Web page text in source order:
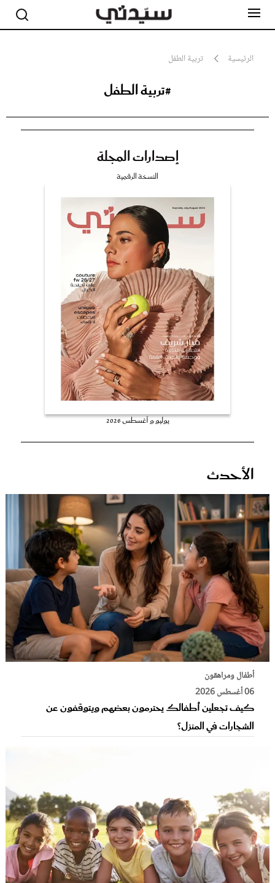
الرئيسية تربية الطفل
#تربية الطفل
إصدارات المجلة
النسخة الرقمية
يوليو و أغسطس 2026
الأحدث
أطفال ومراهقون
06 أغسطس 2026
كيف تجعلين أطفالك يحترمون بعضهم ويتوقفون عن
الشجارات في المنزل؟
جمال
صحة ورشاقة
عروس سيدتي
غلاف رفمي